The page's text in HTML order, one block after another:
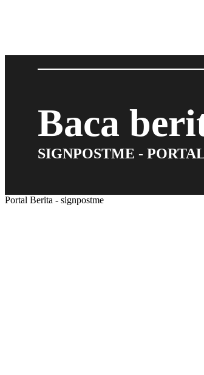
Baca
SIGNPOSTME -
Portal Berita - signpostme